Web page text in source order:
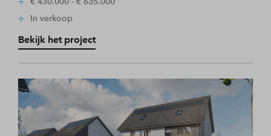
In verkoop
Bekijk het project